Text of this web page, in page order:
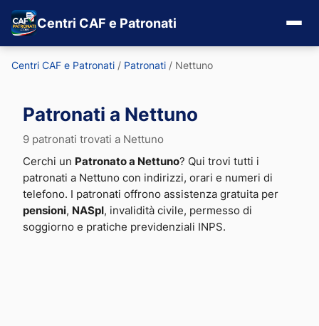
Centri CAF e Patronati
Centri CAF e Patronati / Patronati / Nettuno
Patronati a Nettuno
9 patronati trovati a Nettuno
Cerchi un Patronato a Nettuno? Qui trovi tutti i
patronati a Nettuno con indirizzi, orari e numeri di
telefono. I patronati offrono assistenza gratuita per
pensioni, NASpI , invalidità civile, permesso di
soggiorno e pratiche previdenziali INPS.